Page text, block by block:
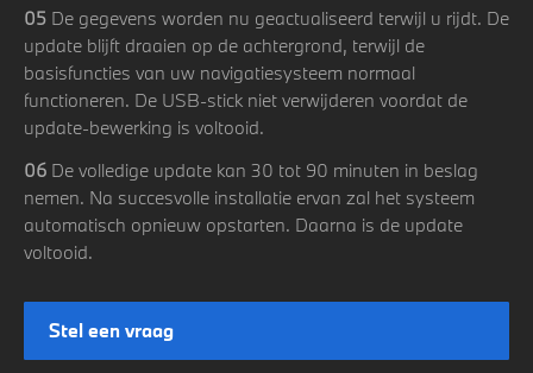
05 De gegevens worden nu geactualiseerd terwijl u rijdt. De
update blijft draaien op de achtergrond, terwijl de
basisfuncties van uw navigatiesysteem normaal
functioneren. De USB-stick niet verwijderen voordat de
update-bewerking is voltooid.
06 De volledige update kan 30 tot 90 minuten in beslag
nemen. Na succesvolle installatie ervan zal het systeem
automatisch opnieuw opstarten. Daarna is de update
voltooid.
Stel een vraag